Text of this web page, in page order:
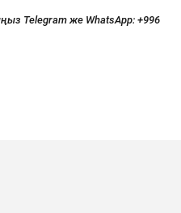
Telegram же WhatsApp: +996